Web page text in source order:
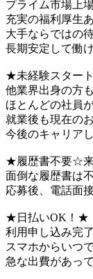
プライム市場上
充実の福利厚生
大手ならではの
長期安定して働
★未経験スター
他業界出身の方も
ほとんどの社員
就業後も現在の
今後のキャリア
★履歴書不要☆
面倒な履歴書は不
応募後、電話面
★日払いOK！★
利用申し込み完
スマホからいつ
急な出費があっ